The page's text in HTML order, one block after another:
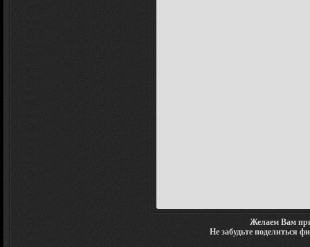
Желаем Вам
Не забудьте поделиться